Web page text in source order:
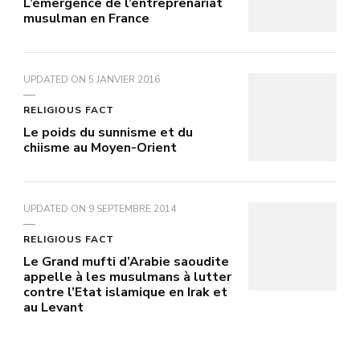
musulman en France
UPDATED ON 5 JANVIER 2016
RELIGIOUS FACT
Le poids du sunnisme et du
chiisme au Moyen-Orient
UPDATED ON 9 SEPTEMBRE 2014
RELIGIOUS FACT
Le Grand mufti d’Arabie saoudite
appelle à les musulmans à lutter
contre l’Etat islamique en Irak et
au Levant